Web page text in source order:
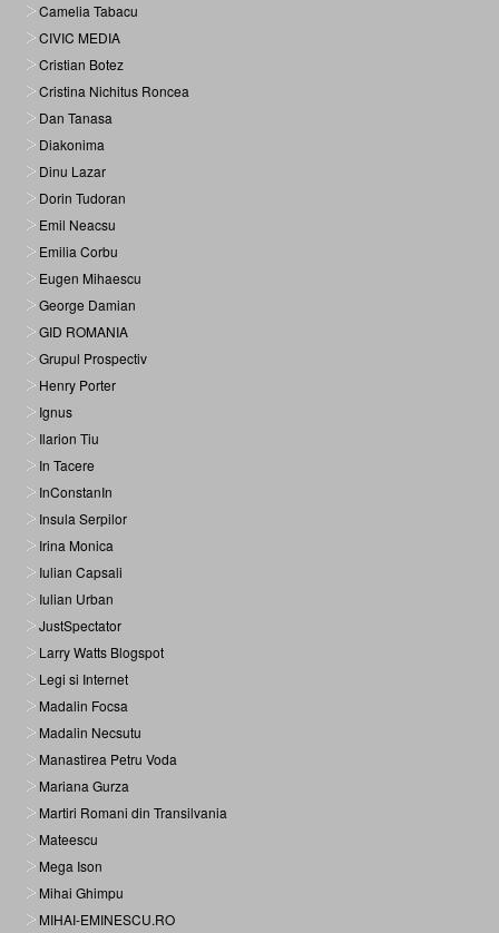
Camelia Tabacu
CIVIC MEDIA
Cristian Botez
Cristina Nichitus Roncea
Dan Tanasa
Diakonima
Dinu Lazar
Dorin Tudoran
Emil Neacsu
Emilia Corbu
Eugen Mihaescu
George Damian
GID ROMANIA
Grupul Prospectiv
Henry Porter
Ignus
Ilarion Tiu
In Tacere
InConstanIn
Insula Serpilor
Irina Monica
Iulian Capsali
Iulian Urban
JustSpectator
Larry Watts Blogspot
Legi si Internet
Madalin Focsa
Madalin Necsutu
Manastirea Petru Voda
Mariana Gurza
Martiri Romani din Transilvania
Mateescu
Mega Ison
Mihai Ghimpu
MIHAI-EMINESCU.RO